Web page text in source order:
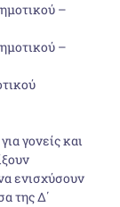
–
–
γονείς και
ενισχύσουν
της Δ΄